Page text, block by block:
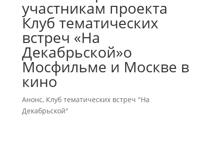
участникам проекта
Клуб тематических
встреч «На
Декабрьской»о
Мосфильме и Москве в
кино
Анонс, Клуб тематических встреч "На
Декабрьской"